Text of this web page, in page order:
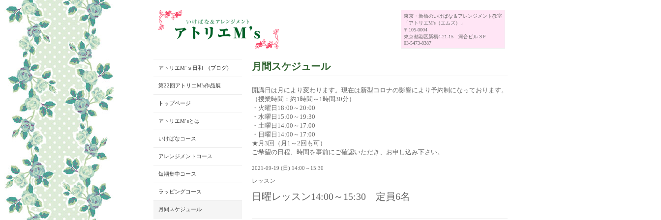
東京・新橋のいけばな＆アレンジメント教室
「アトリエM's（エムズ）」
〒105-0004
東京都港区新橋4-21-15 河合ビル３F
03-5473-8387
月間スケジュール
開講日は月により変わります。現在は新型コロナの影響により予約制になっております。
（授業時間：約1時間～1時間30分）
・火曜日18:00～20:00
・水曜日15:00～19:30
・土曜日14:00～17:00
・日曜日14:00～17:00
★月3回（月1～2回も可）
ご希望の日程、時間を事前にご確認いただき、お申し込み下さい。
2021-09-19 (日) 14:00～15:30
レッスン
日曜レッスン14:00～15:30 定員6名
アトリエM’ｓ日和 (ブログ)
第22回アトリエM's作品展
トップページ
アトリエM‘sとは
いけばなコース
アレンジメントコース
短期集中コース
ラッピングコース
月間スケジュール